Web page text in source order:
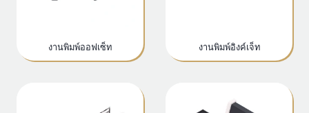
งานพิมพ์ออฟเซ็ท งานพิมพ์อิงค์เจ็ท